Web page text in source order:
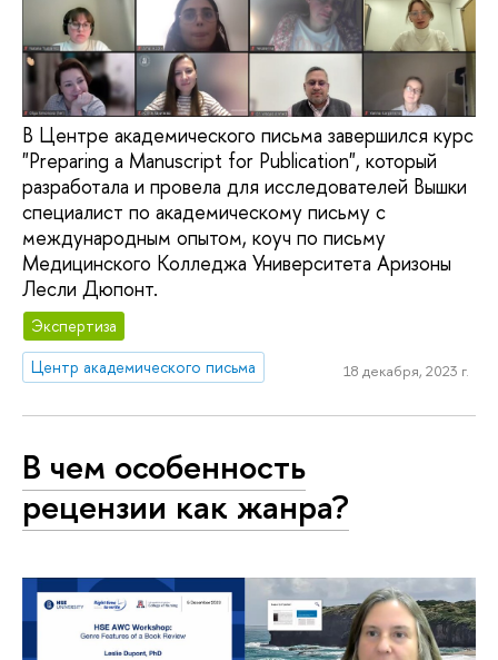
В Центре академического письма завершился курс
"Preparing a Manuscript for Publication", который
разработала и провела для исследователей Вышки
специалист по академическому письму с
международным опытом, коуч по письму
Медицинского Колледжа Университета Аризоны
Лесли Дюпонт.
Экспертиза
Центр академического письма
18 декабря, 2023 г.
В чем особенность
рецензии как жанра?